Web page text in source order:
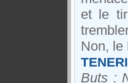
et le
Non, le
Buts :